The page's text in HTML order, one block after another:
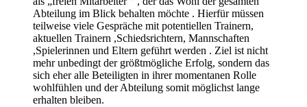
Abteilung im Blick behalten möchte . Hierfür müssen
teilweise viele Gespräche mit potentiellen Trainern,
aktuellen Trainern ,Schiedsrichtern, Mannschaften
,Spielerinnen und Eltern geführt werden . Ziel ist nicht
mehr unbedingt der größtmögliche Erfolg, sondern das
sich eher alle Beteiligten in ihrer momentanen Rolle
wohlfühlen und der Abteilung somit möglichst lange
erhalten bleiben.